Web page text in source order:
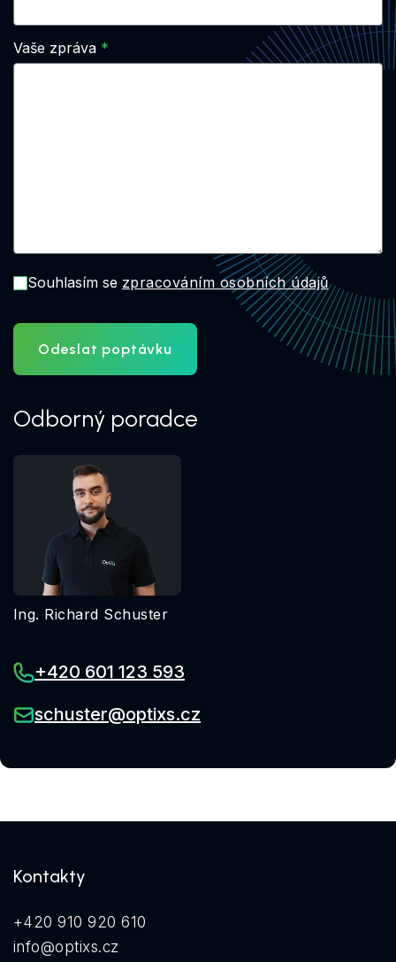
Vaše zpráva
Souhlasím se zpracováním osobních údajů
Odeslat poptávku
Odborný poradce
Ing. Richard Schuster
+420 601 123 593
schuster@optixs.cz
Kontakty
+420 910 920 610
info@optixs.cz